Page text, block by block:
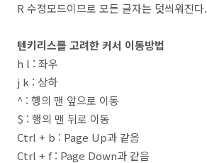
R 수정모드이므로 모든 글자는 덧씌워진다.
텐키리스를 고려한 커서 이동방법
h l : 좌우
j k : 상하
^ : 행의 맨 앞으로 이동
$ : 행의 맨 뒤로 이동
Ctrl + b : Page Up과 같음
Ctrl + f : Page Down과 같음